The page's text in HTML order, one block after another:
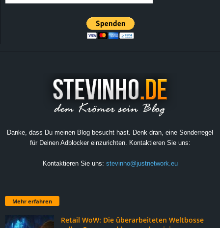
Danke, dass Du meinen Blog besucht hast. Denk dran, eine Sonderregel
für Deinen Adblocker einzurichten. Kontaktieren Sie uns:
Kontaktieren Sie uns: stevinho@justnetwork.eu
Mehr erfahren
Retail WoW: Die überarbeiteten Weltbosse